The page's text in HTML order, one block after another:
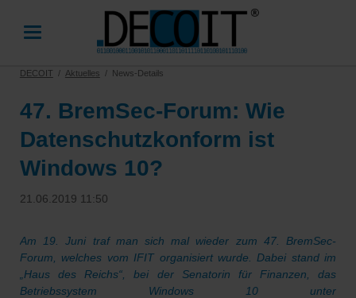
DECOIT Aktuelles News-Details
47. BremSec-Forum: Wie
Datenschutzkonform ist
Windows 10?
21.06.2019 11:50
Am 19. Juni traf man sich mal wieder zum 47. BremSec-
Forum, welches vom IFIT organisiert wurde. Dabei stand im
„Haus des Reichs“, bei der Senatorin für Finanzen, das
Betriebssystem Windows 10 unter